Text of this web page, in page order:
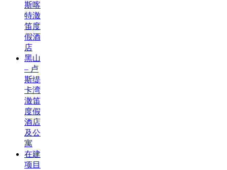
斯喀
特澈
笛度
假酒
店
黑山
– 卢
斯缇
卡湾
澈笛
度假
酒店
及公
寓
在建
项目